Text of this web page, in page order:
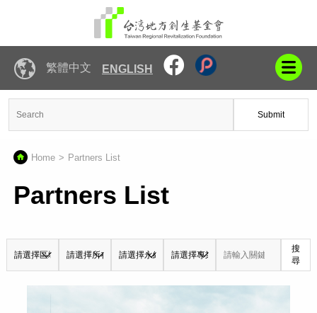
繁體中文 ENGLISH
Submit
Home Partners List
Partners List
搜
尋